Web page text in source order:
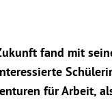
fand mit
für Arbeit,